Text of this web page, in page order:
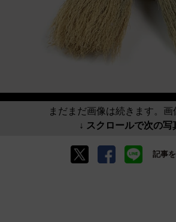
まだまだ画像は続きます。画
↓ スクロールで次の写
記事